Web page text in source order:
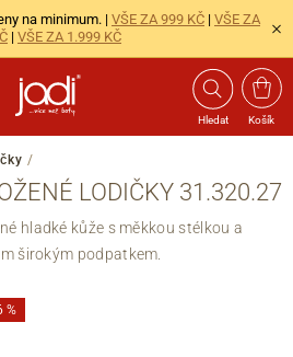
na minimum. | VŠE ZA 999 KČ | VŠE ZA
| VŠE ZA 1.999 KČ
Hledat Košík
/
LODIČKY 31.320.27
hladké kůže s měkkou stélkou a
širokým podpatkem.
%